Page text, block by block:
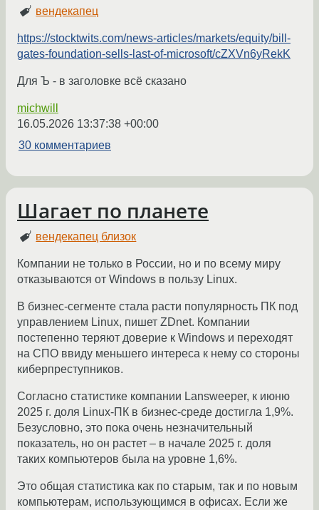
вендекапец
https://stocktwits.com/news-articles/markets/equity/bill-
gates-foundation-sells-last-of-microsoft/cZXVn6yRekK
Для Ъ - в заголовке всё сказано
michwill
16.05.2026 13:37:38 +00:00
30 комментариев
Шагает по планете
вендекапец близок
Компании не только в России, но и по всему миру
отказываются от Windows в пользу Linux.
В бизнес-сегменте стала расти популярность ПК под
управлением Linux, пишет ZDnet. Компании
постепенно теряют доверие к Windows и переходят
на СПО ввиду меньшего интереса к нему со стороны
киберпреступников.
Согласно статистике компании Lansweeper, к июню
2025 г. доля Linux-ПК в бизнес-среде достигла 1,9%.
Безусловно, это пока очень незначительный
показатель, но он растет – в начале 2025 г. доля
таких компьютеров была на уровне 1,6%.
Это общая статистика как по старым, так и по новым
компьютерам, использующимся в офисах. Если же